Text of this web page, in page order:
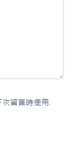
留言時使用.